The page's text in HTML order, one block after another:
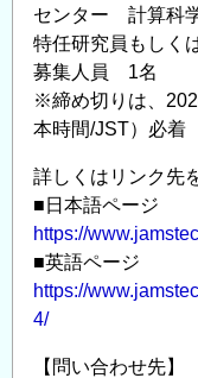
センター 計算科
特任研究員もしく
募集人員 1名
※締め切りは、
本時間/JST）必着
詳しくはリンク先
■日本語ページ
https://
■英語ページ
https://
4/
【問い合わせ先】